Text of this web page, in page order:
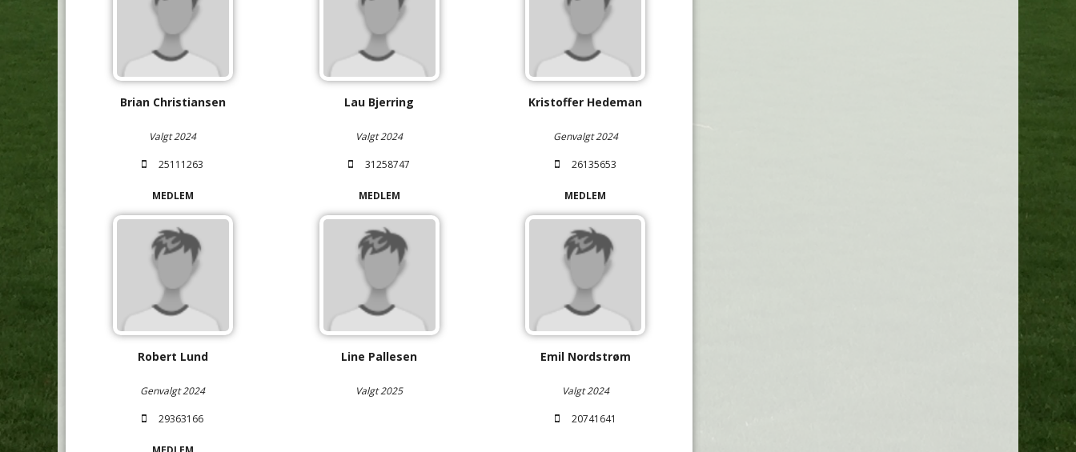
Brian Christiansen
Valgt 2024
25111263
Lau Bjerring
Valgt 2024
31258747
Kristoffer Hedeman
Genvalgt 2024
26135653
MEDLEM
Robert Lund
Genvalgt 2024
29363166
MEDLEM
Line Pallesen
Valgt 2025
MEDLEM
Emil Nordstrøm
Valgt 2024
20741641